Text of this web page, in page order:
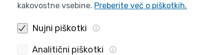
kakovostne vsebine. Preberite več o piškotkih.
Nujni piškotki
Analitični piškotki